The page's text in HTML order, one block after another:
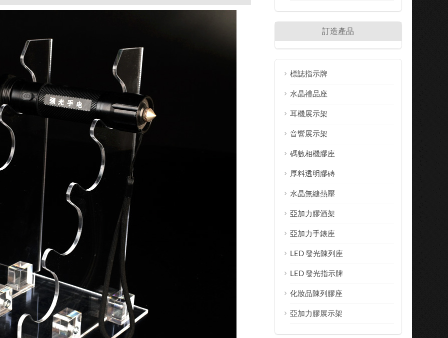
訂造產品
標誌指示牌
水晶禮品座
耳機展示架
音響展示架
碼數相機膠座
厚料透明膠磚
水晶無縫熱壓
亞加力膠酒架
亞加力手錶座
LED 發光陳列座
LED 發光指示牌
化妝品陳列膠座
亞加力膠展示架